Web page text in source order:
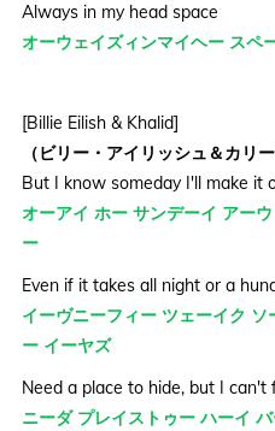
Always in my head space
オーウェイズィンマイヘー スペ
[Billie Eilish & Khalid]
（ビリー・アイリッシュ＆カリー
But I know someday I'll make it
オーアイ ホー サンデーイ アー
ー
Even if it takes all night or a
イーヴニーフィー ツェーイク
ー イーヤズ
Need a place to hide, but I can't
ニーダ プレイストゥー ハーイ